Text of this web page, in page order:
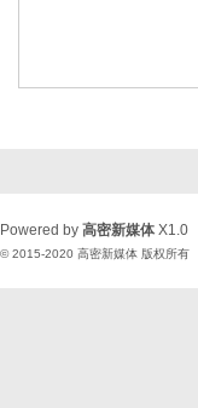
Powered by 高密新媒体 X1.0
© 2015-2020 高密新媒体 版权所有